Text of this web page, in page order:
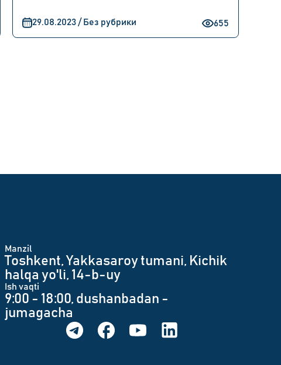
655
29.08.2023 / Без рубрики
Manzil
Toshkent, Yakkasaroy tumani, Kichik
halqa yo'li, 14-b-uy
Ish vaqti
9:00 - 18:00, dushanbadan -
jumagacha